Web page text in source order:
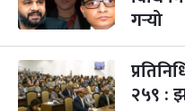
गर्‍यो
२५९ :